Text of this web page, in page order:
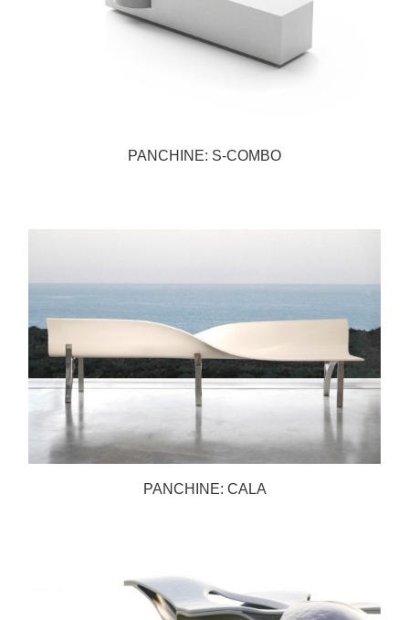
PANCHINE: S-COMBO
PANCHINE: CALA